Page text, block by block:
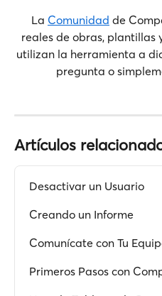
La Comunidad de
reales de obras, plantillas
utilizan la herramienta a
pregunta o
Artículos
Desactivar un Usuario
Creando un Informe
Comunícate con Tu
Primeros Pasos con